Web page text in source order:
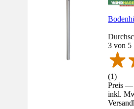
3 von 5
(1)
Preis —
inkl.